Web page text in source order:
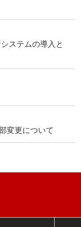
ステムの導入と
変更について